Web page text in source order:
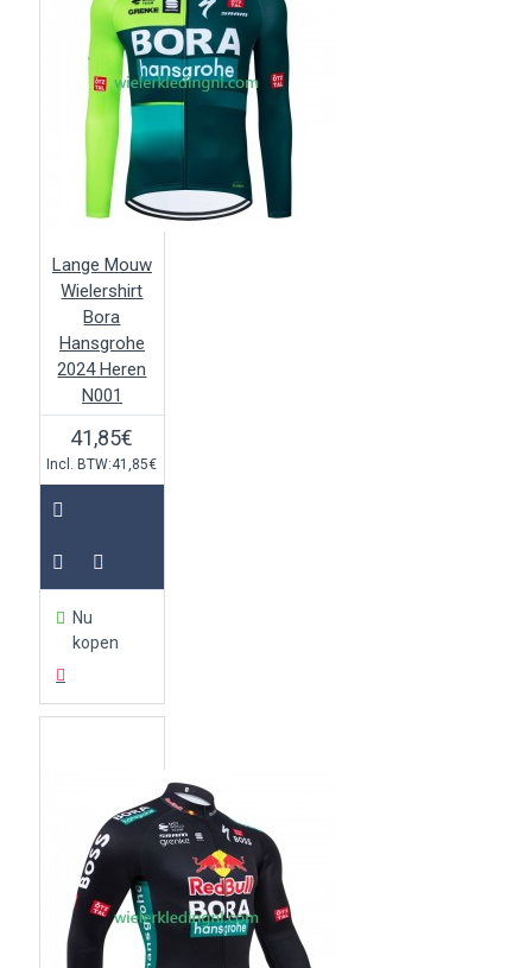
Lange Mouw
Wielershirt
Bora
Hansgrohe
2024 Heren
N001
41,85€
Incl. BTW:41,85€
Nu
kopen